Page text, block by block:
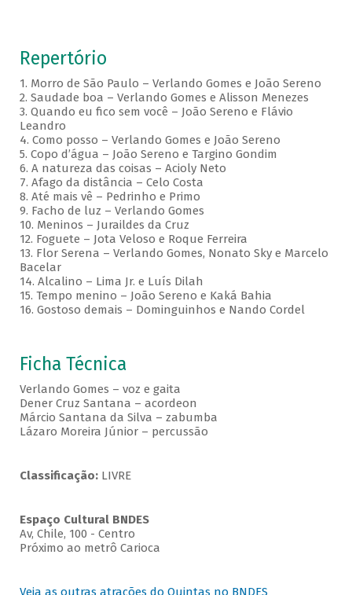
Repertório
1. Morro de São Paulo – Verlando Gomes e João Sereno
2. Saudade boa – Verlando Gomes e Alisson Menezes
3. Quando eu fico sem você – João Sereno e Flávio
Leandro
4. Como posso – Verlando Gomes e João Sereno
5. Copo d’água – João Sereno e Targino Gondim
6. A natureza das coisas – Acioly Neto
7. Afago da distância – Celo Costa
8. Até mais vê – Pedrinho e Primo
9. Facho de luz – Verlando Gomes
10. Meninos – Juraildes da Cruz
12. Foguete – Jota Veloso e Roque Ferreira
13. Flor Serena – Verlando Gomes, Nonato Sky e Marcelo
Bacelar
14. Alcalino – Lima Jr. e Luís Dilah
15. Tempo menino – João Sereno e Kaká Bahia
16. Gostoso demais – Dominguinhos e Nando Cordel
Ficha Técnica
Verlando Gomes – voz e gaita
Dener Cruz Santana – acordeon
Márcio Santana da Silva – zabumba
Lázaro Moreira Júnior – percussão
Classificação: LIVRE
Espaço Cultural BNDES
Av, Chile, 100 - Centro
Próximo ao metrô Carioca